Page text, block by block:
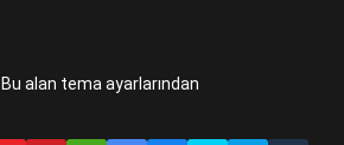
alan tema ayarlarından